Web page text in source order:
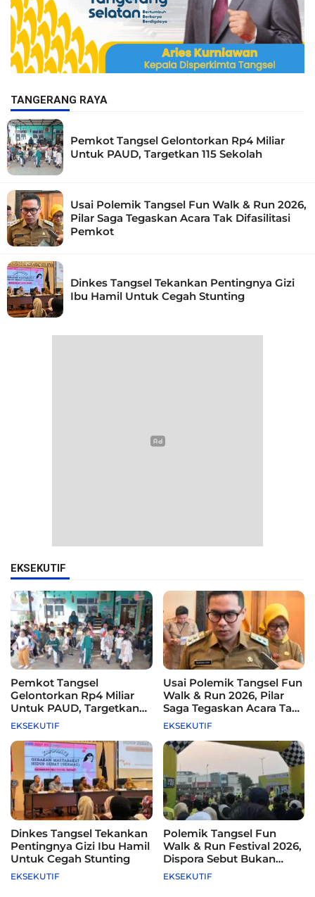
TANGERANG RAYA
Pemkot Tangsel Gelontorkan Rp4 Miliar
Untuk PAUD, Targetkan 115 Sekolah
Usai Polemik Tangsel Fun Walk & Run 2026,
Pilar Saga Tegaskan Acara Tak Difasilitasi
Pemkot
Dinkes Tangsel Tekankan Pentingnya Gizi
Ibu Hamil Untuk Cegah Stunting
EKSEKUTIF
Pemkot Tangsel
Gelontorkan Rp4 Miliar
Untuk PAUD, Targetkan
115 Sekolah
EKSEKUTIF
Usai Polemik Tangsel Fun
Walk & Run 2026, Pilar
Saga Tegaskan Acara Tak
Difasilitasi Pemkot
EKSEKUTIF
Dinkes Tangsel Tekankan
Pentingnya Gizi Ibu Hamil
Untuk Cegah Stunting
EKSEKUTIF
Polemik Tangsel Fun
Walk & Run Festival 2026,
Dispora Sebut Bukan
Agenda Pemkot
EKSEKUTIF